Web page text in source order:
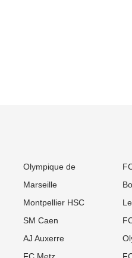
Olympique de
Marseille
Montpellier HSC
SM Caen
AJ Auxerre